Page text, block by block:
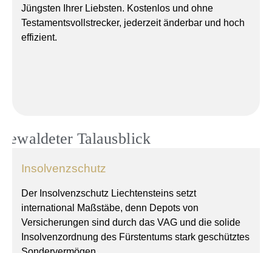
Jüngsten Ihrer Liebsten. Kostenlos und ohne
Testamentsvollstrecker, jederzeit änderbar und hoch
effizient.
Insolvenzschutz
Der Insolvenzschutz Liechtensteins setzt
international Maßstäbe, denn Depots von
Versicherungen sind durch das VAG und die solide
Insolvenzordnung des Fürstentums stark geschütztes